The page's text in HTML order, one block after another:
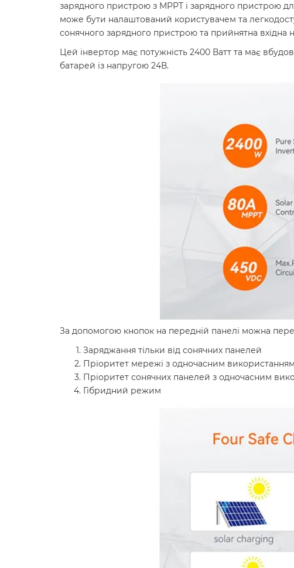
зарядного пристрою з MPPT і зарядного пристрою
може бути налаштований користувачем та
сонячного зарядного пристрою та прийнятна вхідна
Цей інвертор має потужність 2400 Ватт та має
батарей із напругою 24В.
За допомогою кнопок на передній панелі можна
Заряджання тільки від сонячних панелей
Пріоритет мережі з одночасним
Пріоритет сонячних панелей з одночасним
Гібридний режим